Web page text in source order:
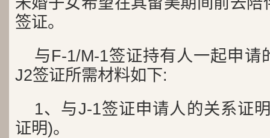
签证。
与F-1/M-1签证持有人一起申请
J2签证所需材料如下:
1、与J-1签证申请人的关系证
证明)。